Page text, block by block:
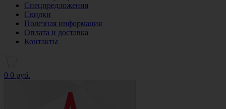
Спецпредложения
Скидки
Полезная информация
Оплата и доставка
Контакты
0 0 руб.